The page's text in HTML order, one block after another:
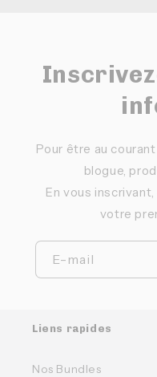
Pour être au
blogue,
En vous
votre
E-mail
Liens rapides
Nos Bundles